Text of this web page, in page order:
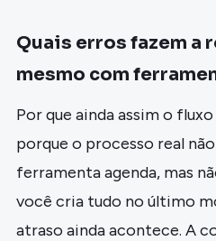
Quais erros fazem a
mesmo com
Por que ainda assim o
porque o processo real
ferramenta agenda, mas
você cria tudo no último
atraso ainda acontece. A